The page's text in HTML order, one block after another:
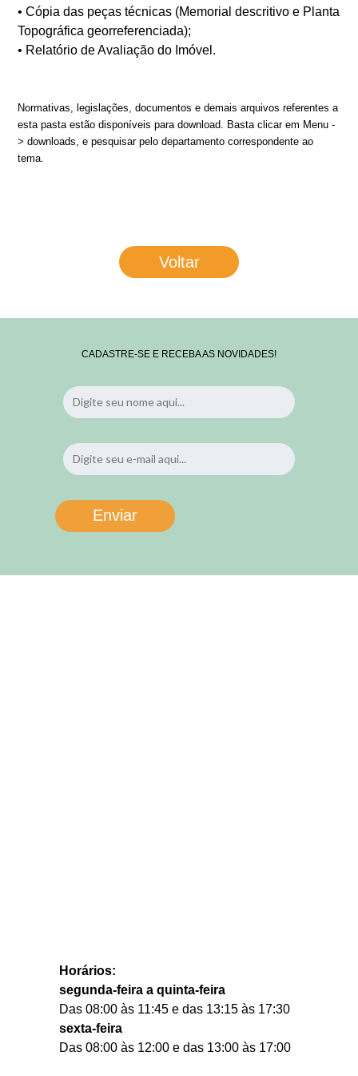
• Cópia das peças técnicas (Memorial descritivo e Planta
Topográfica georreferenciada);
• Relatório de Avaliação do Imóvel.
Normativas, legislações, documentos e demais arquivos referentes a
esta pasta estão disponíveis para download. Basta clicar em Menu -
> downloads, e pesquisar pelo departamento correspondente ao
tema.
Voltar
CADASTRE-SE E RECEBA AS NOVIDADES!
Horários:
segunda-feira a quinta-feira
Das 08:00 às 11:45 e das 13:15 às 17:30
sexta-feira
Das 08:00 às 12:00 e das 13:00 às 17:00